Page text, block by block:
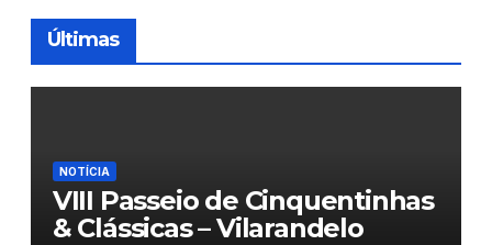
Últimas
NOTÍCIA
VIII Passeio de Cinquentinhas
& Clássicas – Vilarandelo